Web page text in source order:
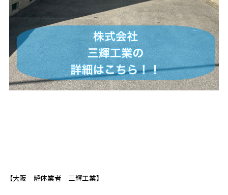
【大阪 解体業者 三輝工業】